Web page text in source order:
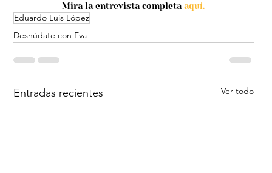
Mira la entrevista completa aquí.
Eduardo Luis López
Desnúdate con Eva
Entradas recientes Ver todo